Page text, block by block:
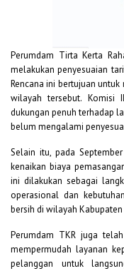
Perumdam Tirta Kerta
melakukan penyesuaian
Rencana ini bertujuan
wilayah tersebut. Komisi
dukungan penuh terhadap
belum mengalami
Selain itu, pada
kenaikan biaya
ini dilakukan sebagai
operasional dan
bersih di wilayah
Perumdam TKR juga
mempermudah layanan
pelanggan untuk